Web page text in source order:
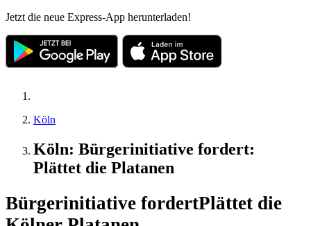
Jetzt die neue Express-App herunterladen!
Köln
Köln: Bürgerinitiative fordert:
Plättet die Platanen
Bürgerinitiative fordertPlättet die